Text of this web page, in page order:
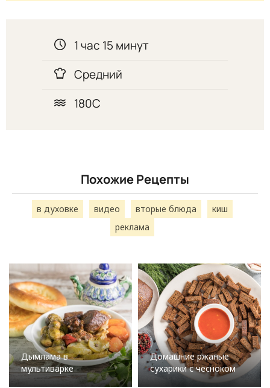
1 час 15 минут
Средний
180С
Похожие Рецепты
в духовке видео вторые блюда
киш
реклама
Дымлама в
мультиварке
Домашние ржаные
сухарики с чесноком